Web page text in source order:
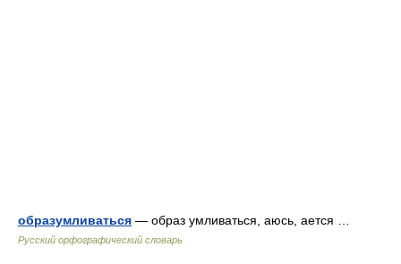
образумливаться — образ умливаться, аюсь, ается …
Русский орфографический словарь